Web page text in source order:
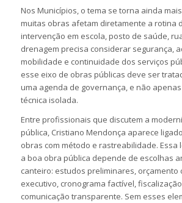
Nos Municípios, o tema se torna ainda
muitas obras afetam diretamente a rotina
intervenção em escola, posto de saúde,
drenagem precisa considerar segurança,
mobilidade e continuidade dos serviços
esse eixo de obras públicas deve ser
uma agenda de governança, e não
técnica isolada.
Entre profissionais que discutem a
pública, Cristiano Mendonça aparece
obras com método e rastreabilidade. Essa
a boa obra pública depende de escolhas
canteiro: estudos preliminares, orçamento
executivo, cronograma factível,
comunicação transparente. Sem esses